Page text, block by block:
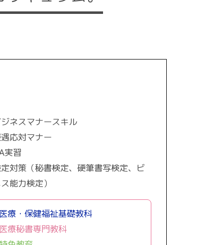
ネスマナースキル
応対マナー
実習
対策（秘書検定、硬筆書写検定、ビ
能力検定）
療・保健福祉基礎教科
療秘書専門教科